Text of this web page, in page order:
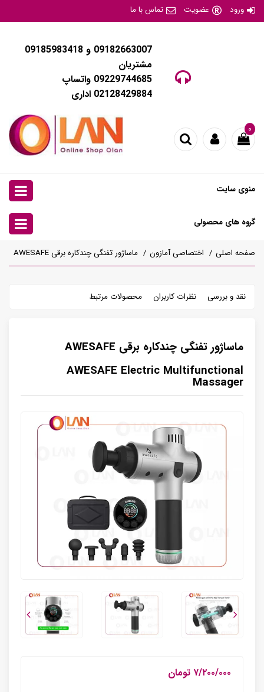
ورود عضویت تماس با ما
09182663007 و 09185983418
مشتریان
09229744685 واتساپ
02128429884 اداری
۰
منوی سایت
گروه های محصولی
صفحه اصلی اختصاصی آمازون ماساژور تفنگی چندکاره برقی AWESAFE
نقد و بررسی نظرات کاربران محصولات مرتبط
ماساژور تفنگی چندکاره برقی AWESAFE
AWESAFE Electric Multifunctional
Massager
۷/۲۰۰/۰۰۰ تومان